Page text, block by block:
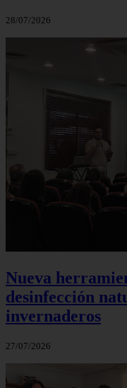
28/07/2026
Nueva
desinfección
invernaderos
27/07/2026